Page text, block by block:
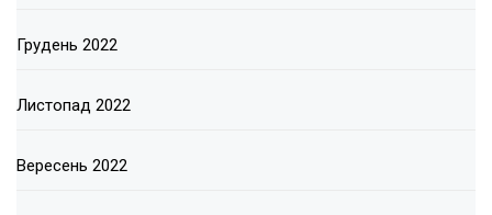
Грудень 2022
Листопад 2022
Вересень 2022